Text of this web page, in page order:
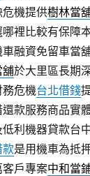
危機提供樹林當
裡比較有保障
融資免留車當
舖於大里區長期
務危機台北借錢
款服務商品實
利機器貸款台
款是用機車為抵
戶專案中和當